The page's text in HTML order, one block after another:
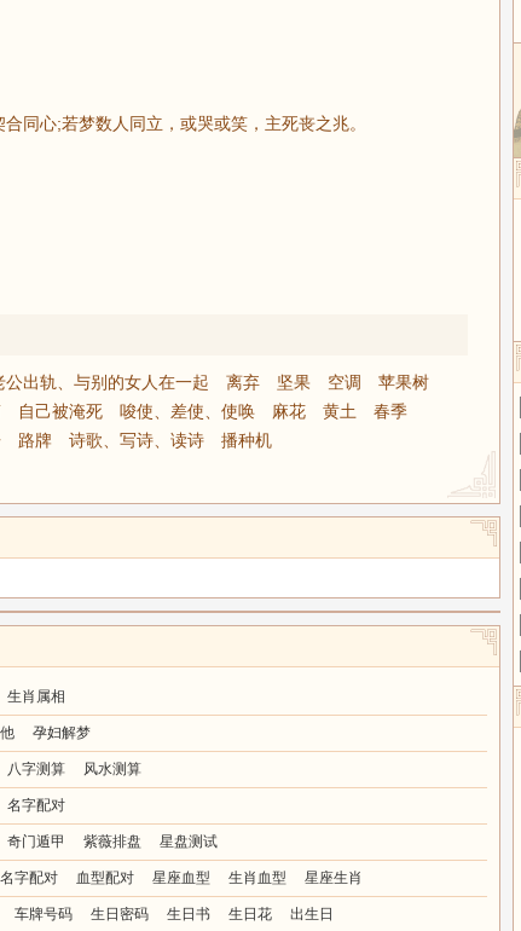
同心;若梦数人同立，或哭或笑，主死丧之兆。
公出轨、与别的女人在一起 离弃 坚果 空调
苹果树
自己被淹死 唆使、差使、使唤 麻花 黄土
春季
路牌 诗歌、写诗、读诗 播种机
生肖属相
孕妇解梦
八字测算 风水测算
名字配对
奇门遁甲 紫薇排盘 星盘测试
名字配对 血型配对 星座血型 生肖血型 星座生肖
车牌号码 生日密码 生日书 生日花 出生日
鼠 牛 虎
龙 蛇 马
猴 鸡 狗